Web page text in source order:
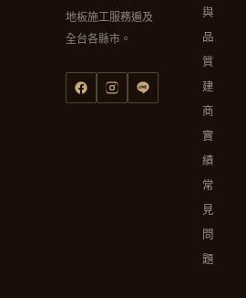
地板施工服務遍及
全台各縣市。
與
品
質
建
商
實
績
常
見
問
題